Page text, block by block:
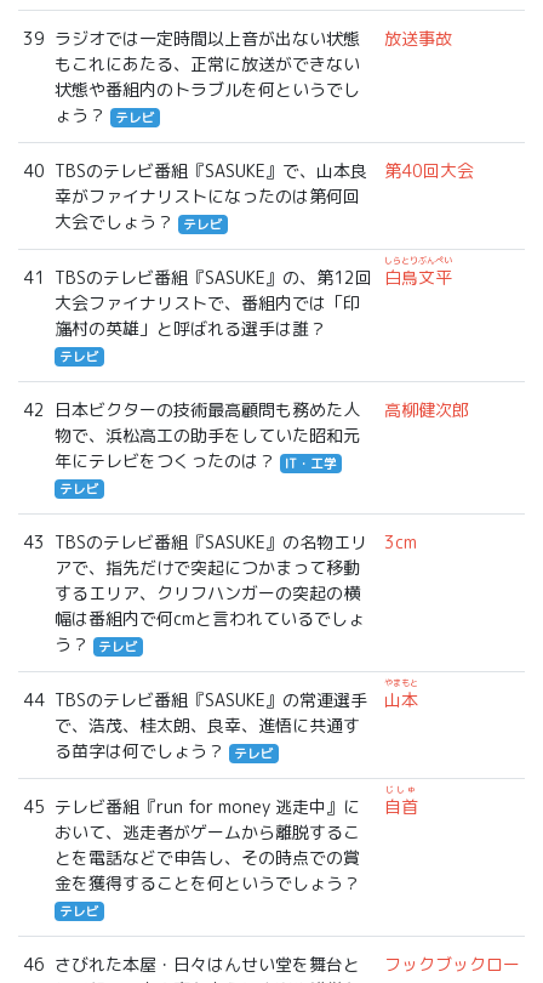
39 ラジオでは一定時間以上音が出ない状態
もこれにあたる、正常に放送ができない
状態や番組内のトラブルを何というでし
ょう？
テレビ
放送事故
40 TBSのテレビ番組『SASUKE』で、山本良
幸がファイナリストになったのは第何回
大会でしょう？
テレビ
第40回大会
41
TBSのテレビ番組『SASUKE』の、第12回
大会ファイナリストで、番組内では「印
旛村の英雄」と呼ばれる選手は誰？
テレビ
白鳥文平
しらとりぶんぺい
42
日本ビクターの技術最高顧問も務めた人
物で、浜松高工の助手をしていた昭和元
年にテレビをつくったのは？
IT・工学
テレビ
高柳健次郎
43 TBSのテレビ番組『SASUKE』の名物エリ
アで、指先だけで突起につかまって移動
するエリア、クリフハンガーの突起の横
幅は番組内で何cmと言われているでしょ
う？
テレビ
3cm
44 TBSのテレビ番組『SASUKE』の常連選手
で、浩茂、桂太朗、良幸、進悟に共通す
る苗字は何でしょう？
テレビ
山本
やまもと
45 テレビ番組『run for money 逃走中』に
おいて、逃走者がゲームから離脱するこ
とを電話などで申告し、その時点での賞
金を獲得することを何というでしょう？
テレビ
自首
じしゅ
46 さびれた本屋・日々はんせい堂を舞台と
フックブックロー